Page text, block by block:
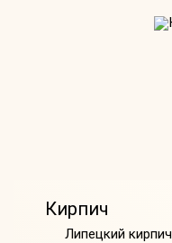
Кирпич
Липецкий кирпич